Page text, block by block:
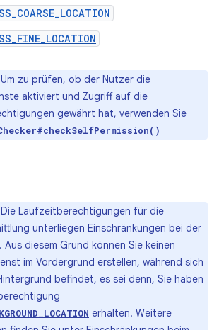
zu prüfen, ob der Nutzer die
aktiviert und Zugriff auf die
gewährt hat, verwenden Sie
Laufzeitberechtigungen für die
unterliegen Einschränkungen bei der
Aus diesem Grund können Sie keinen
im Vordergrund erstellen, während sich
befindet, es sei denn, Sie haben
erhalten. Weitere